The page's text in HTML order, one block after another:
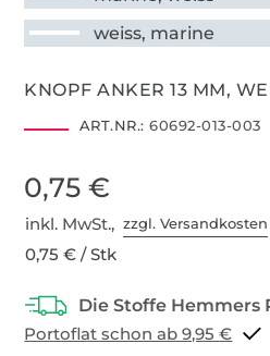
weiss, marine
KNOPF ANKER 13 MM,
ART.NR.: 60692-013-003
0,75 €
inkl. MwSt.,zzgl. Versandkosten
0,75 € / Stk
Portoflat schon ab 9,95 €